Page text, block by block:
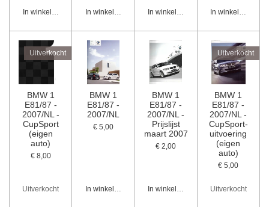
In winkelwagen In winkelwagen In winkelwagen In winkelwagen
Uitverkocht
BMW 1
E81/87 -
2007/NL -
CupSport
(eigen
auto)
€ 8,00
Uitverkocht
BMW 1
E81/87 -
2007/NL
€ 5,00
In winkelwagen
BMW 1
E81/87 -
2007/NL -
Prijslijst
maart 2007
€ 2,00
In winkelwagen
Uitverkocht
BMW 1
E81/87 -
2007/NL -
CupSport-
uitvoering
(eigen
auto)
€ 5,00
Uitverkocht